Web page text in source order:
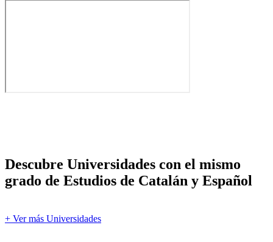
Descubre Universidades con el mismo
grado de Estudios de Catalán y Español
+ Ver más Universidades